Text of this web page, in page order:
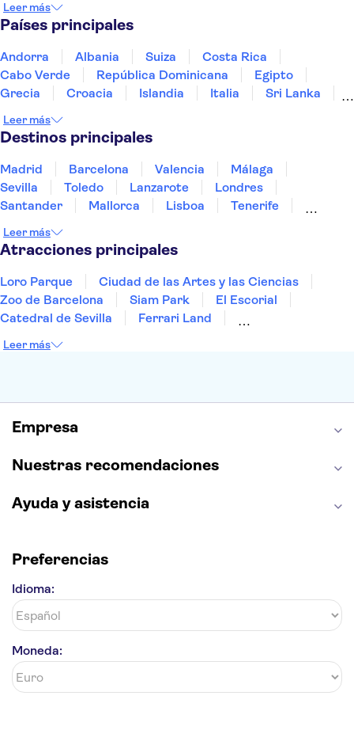
Basílica de San Pedro
Museo Nacional de la Ciencia y la Tecnología Leonardo da
Coliseo
Museo Leonardo da Vinci en Florencia
Galería Uffizi
Galería de la Academia de Florencia
Museos Reales de Turín
Leer más
Países principales
Andorra Albania Suiza
Costa Rica
Cabo Verde
República Dominicana
Egipto
Grecia
Croacia Islandia Italia
Sri Lanka
Portugal
Tailandia
Leer más
Destinos principales
Madrid Barcelona Valencia
Málaga
Sevilla
Toledo Lanzarote
Londres
Santander
Mallorca Lisboa
Tenerife
Bilbao
Menorca Granada
Leer más
Atracciones principales
Loro Parque
Ciudad de las Artes y las Ciencias
Zoo de Barcelona
Siam Park
El Escorial
Catedral de Sevilla
Ferrari Land
Montserrat
Parque Warner
Leer más
Empresa
Nuestras recomendaciones
Ayuda y asistencia
Preferencias
Idioma:
Moneda: